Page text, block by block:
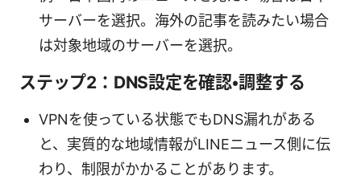
サーバーを選択。海外の記事を読みたい場合
は対象地域のサーバーを選択。
ステップ2：DNS設定を確認・調整する
VPNを使っている状態でもDNS漏れがある
と、実質的な地域情報がLINEニュース側に伝
わり、制限がかかることがあります。